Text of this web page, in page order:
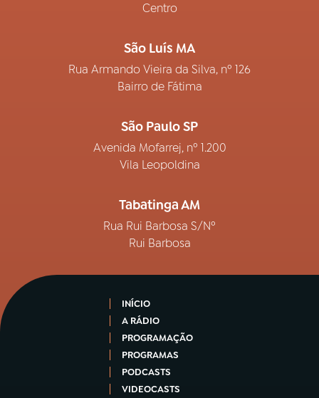
Centro
São Luís MA
Rua Armando Vieira da Silva, nº 126
Bairro de Fátima
São Paulo SP
Avenida Mofarrej, nº 1.200
Vila Leopoldina
Tabatinga AM
Rua Rui Barbosa S/Nº
Rui Barbosa
INÍCIO
A RÁDIO
PROGRAMAÇÃO
PROGRAMAS
PODCASTS
VIDEOCASTS